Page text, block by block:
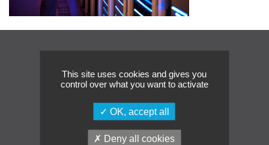
Événements
CHEMISTRY
Contacts
This site uses cookies and gives you
control over what you want to activate
OK, accept all
Deny all cookies